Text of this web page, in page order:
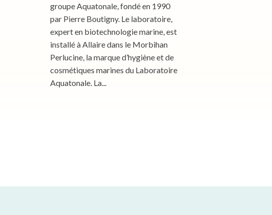
groupe Aquatonale, fondé en 1990
par Pierre Boutigny. Le laboratoire,
expert en biotechnologie marine, est
installé à Allaire dans le Morbihan
Perlucine, la marque d’hygiène et de
cosmétiques marines du Laboratoire
Aquatonale. La...